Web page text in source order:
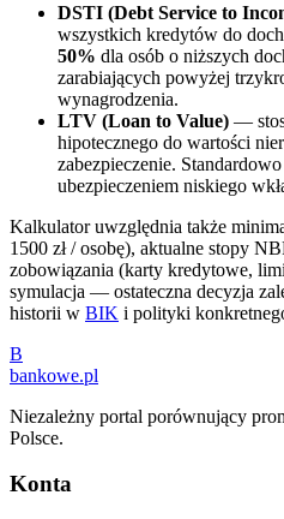
DSTI (Debt Service to
wszystkich kredytów do
50% dla osób o niższych
zarabiających powyżej
wynagrodzenia.
LTV (Loan to Value) —
hipotecznego do wartości
zabezpieczenie.
ubezpieczeniem niskiego
Kalkulator uwzględnia także
1500 zł / osobę), aktualne stopy
zobowiązania (karty kredytowe,
symulacja — ostateczna decyzja
historii w BIK i polityki
B
bankowe.pl
Niezależny portal porównujący
Polsce.
Konta